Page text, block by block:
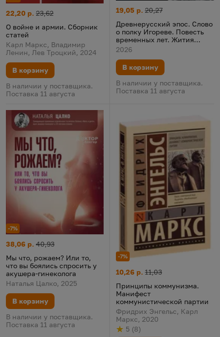
О войне и армии. Сборник статей
Цена:
22,20 р.
Старая цена:
23,62
О войне и армии. Сборник
статей
Карл Маркс, Владимир
Ленин, Лев Троцкий, 2024
В корзину
В наличии у поставщика.
Поставка 11 августа
Древнерусский эпос. Слово
Цена:
19,05 р.
Старая цена:
20,27
Древнерусский эпос. Слово
о полку Игореве. Повесть
временных лет. Жития
святых
2026
В корзину
В наличии у поставщика.
Поставка 11 августа
-7%
Мы что, рожаем? Или то, что вы боялись спросить у акушера-
Цена:
38,06 р.
Старая цена:
40,93
Мы что, рожаем? Или то,
что вы боялись спросить у
акушера-гинеколога
Наталья Цалко, 2025
В корзину
В наличии у поставщика.
Поставка 11 августа
-7%
Принципы коммунизма.
Цена:
10,26 р.
Старая цена:
11,03
Принципы коммунизма.
Манифест
коммунистической партии
Фридрих Энгельс, Карл
Маркс, 2020
Рейтинг
5
из 5 (
по результату
8
голосов)